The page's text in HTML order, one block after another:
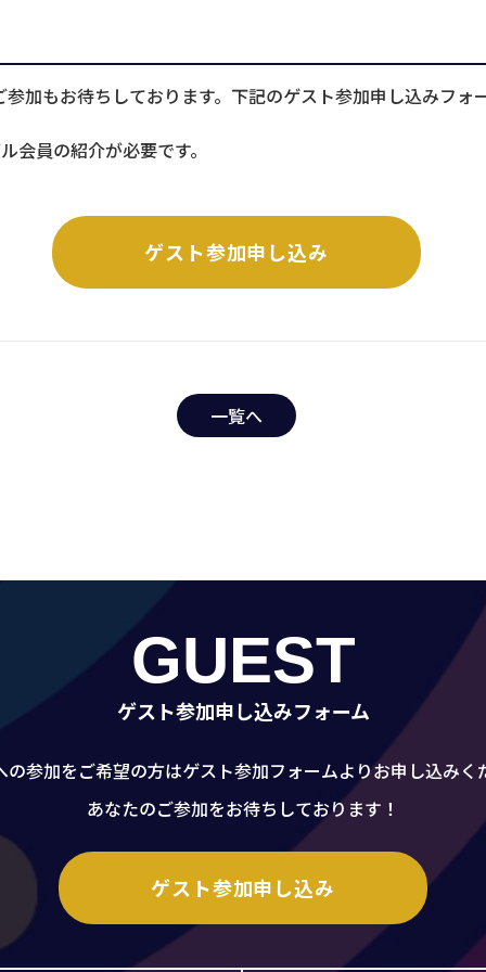
加もお待ちしております。下記のゲスト参加申し込みフォ
員の紹介が必要です。
ゲスト参加申し込み
一覧へ
GUEST
ゲスト参加申し込みフォーム
の参加をご希望の方はゲスト参加フォームよりお申し込みく
あなたのご参加をお待ちしております！
ゲスト参加申し込み